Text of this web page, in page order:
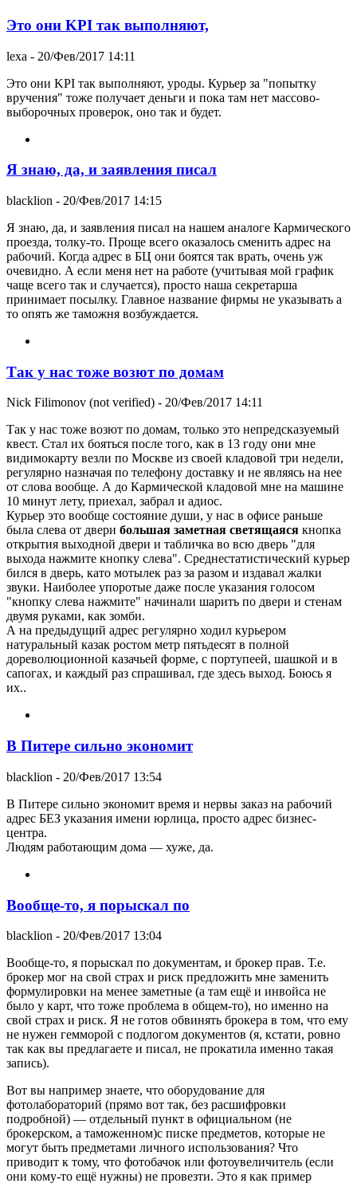
Это они KPI так выполняют,
lexa - 20/Фев/2017 14:11
Это они KPI так выполняют, уроды. Курьер за "попытку
вручения" тоже получает деньги и пока там нет массово-
выборочных проверок, оно так и будет.
Я знаю, да, и заявления писал
blacklion - 20/Фев/2017 14:15
Я знаю, да, и заявления писал на нашем аналоге Кармического
проезда, толку-то. Проще всего оказалось сменить адрес на
рабочий. Когда адрес в БЦ они боятся так врать, очень уж
очевидно. А если меня нет на работе (учитывая мой график
чаще всего так и случается), просто наша секретарша
принимает посылку. Главное название фирмы не указывать а
то опять же таможня возбуждается.
Так у нас тоже возют по домам
Nick Filimonov (not verified) - 20/Фев/2017 14:11
Так у нас тоже возют по домам, только это непредсказуемый
квест. Стал их бояться после того, как в 13 году они мне
видимокарту везли по Москве из своей кладовой три недели,
регулярно назначая по телефону доставку и не являясь на нее
от слова вообще. А до Кармической кладовой мне на машине
10 минут лету, приехал, забрал и адиос.
Курьер это вообще состояние души, у нас в офисе раньше
была слева от двери большая заметная светящаяся кнопка
открытия выходной двери и табличка во всю дверь "для
выхода нажмите кнопку слева". Среднестатистический курьер
бился в дверь, като мотылек раз за разом и издавал жалки
звуки. Наиболее упоротые даже после указания голосом
"кнопку слева нажмите" начинали шарить по двери и стенам
двумя руками, как зомби.
А на предыдущий адрес регулярно ходил курьером
натуральный казак ростом метр пятьдесят в полной
дореволюционной казачьей форме, с портупеей, шашкой и в
сапогах, и каждый раз спрашивал, где здесь выход. Боюсь я
их..
В Питере сильно экономит
blacklion - 20/Фев/2017 13:54
В Питере сильно экономит время и нервы заказ на рабочий
адрес БЕЗ указания имени юрлица, просто адрес бизнес-
центра.
Людям работающим дома — хуже, да.
Вообще-то, я порыскал по
blacklion - 20/Фев/2017 13:04
Вообще-то, я порыскал по документам, и брокер прав. Т.е.
брокер мог на свой страх и риск предложить мне заменить
формулировки на менее заметные (а там ещё и инвойса не
было у карт, что тоже проблема в общем-то), но именно на
свой страх и риск. Я не готов обвинять брокера в том, что ему
не нужен гемморой с подлогом документов (я, кстати, ровно
так как вы предлагаете и писал, не прокатила именно такая
запись).
Вот вы например знаете, что оборудование для
фотолабораторий (прямо вот так, без расшифровки
подробной) — отдельный пункт в официальном (не
брокерском, а таможенном)с писке предметов, которые не
могут быть предметами личного использования? Что
приводит к тому, что фотобачок или фотоувеличитель (если
они кому-то ещё нужны) не провезти. Это я как пример